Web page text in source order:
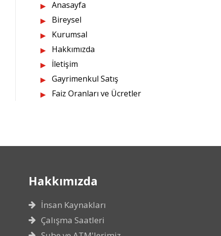
Anasayfa
Bireysel
Kurumsal
Hakkımızda
İletişim
Gayrimenkul Satış
Faiz Oranları ve Ücretler
Hakkımızda
İnsan Kaynakları
Çalışma Saatleri